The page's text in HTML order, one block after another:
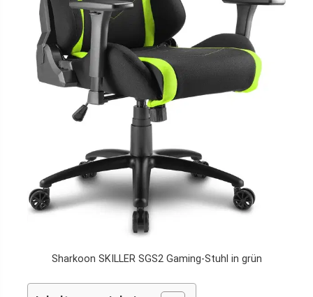
Sharkoon SKILLER SGS2 Gaming-Stuhl in grün